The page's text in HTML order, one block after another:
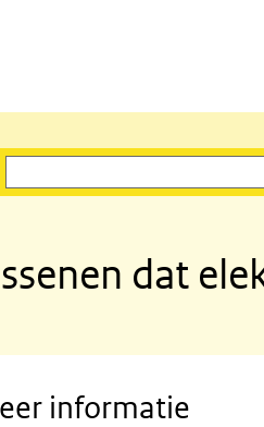
dat
informatie